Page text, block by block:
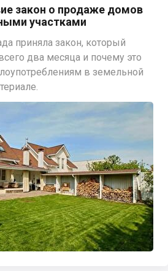
закон о продаже домов
участками
приняла закон, который
два месяца и почему это
в земельной